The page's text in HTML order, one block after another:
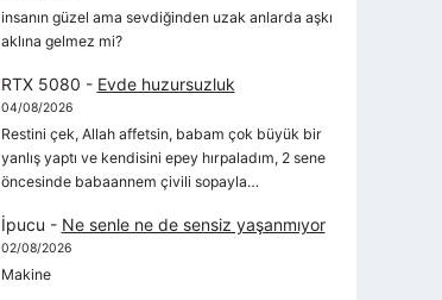
insanın güzel ama sevdiğinden uzak anlarda aşkı
aklına gelmez mi?
RTX 5080 - Evde huzursuzluk
04/08/2026
Restini çek, Allah affetsin, babam çok büyük bir
yanlış yaptı ve kendisini epey hırpaladım, 2 sene
öncesinde babaannem çivili sopayla…
İpucu - Ne senle ne de sensiz yaşanmıyor
02/08/2026
Makine